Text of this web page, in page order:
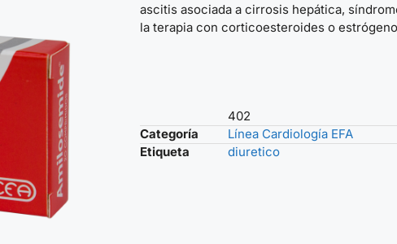
ascitis asociada a cirrosis hepática,
la terapia con corticoesteroides o
402
Categoría
Línea Cardiología EFA
Etiqueta
diuretico